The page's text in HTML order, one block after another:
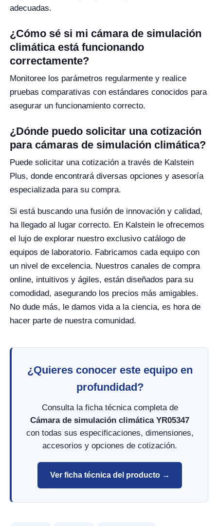
adecuadas.
¿Cómo sé si mi cámara de simulación
climática está funcionando
correctamente?
Monitoree los parámetros regularmente y realice
pruebas comparativas con estándares conocidos para
asegurar un funcionamiento correcto.
¿Dónde puedo solicitar una cotización
para cámaras de simulación climática?
Puede solicitar una cotización a través de Kalstein
Plus, donde encontrará diversas opciones y asesoría
especializada para su compra.
Si está buscando una fusión de innovación y calidad,
ha llegado al lugar correcto. En Kalstein le ofrecemos
el lujo de explorar nuestro exclusivo catálogo de
equipos de laboratorio. Fabricamos cada equipo con
un nivel de excelencia. Nuestros canales de compra
online, intuitivos y ágiles, están diseñados para su
comodidad, asegurando los precios más amigables.
No dude más, le damos vida a la ciencia, es hora de
hacer parte de nuestra comunidad.
¿Quieres conocer este equipo en
profundidad?
Consulta la ficha técnica completa de
Cámara de simulación climática YR05347
con todas sus especificaciones, dimensiones,
accesorios y opciones de cotización.
Ver ficha técnica del producto →